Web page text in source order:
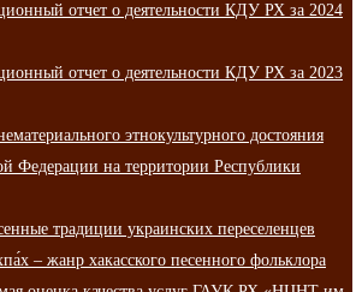
отчет о деятельности КДУ РХ за 2024
отчет о деятельности КДУ РХ за 2023
этнокультурного достояния
Федерации на территории Республики
традиции украинских переселенцев
– жанр хакасского песенного фольклора